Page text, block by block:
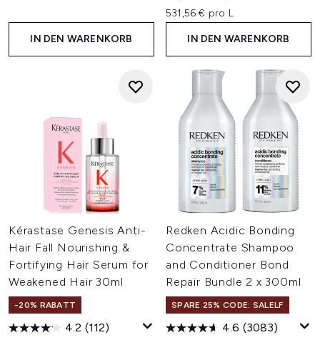
IN DEN WARENKORB
531,56 € pro L
IN DEN WARENKORB
Kérastase Genesis Anti-
Hair Fall Nourishing &
Fortifying Hair Serum for
Weakened Hair 30ml
-20% RABATT
4.2 (112)
Redken Acidic Bonding
Concentrate Shampoo
and Conditioner Bond
Repair Bundle 2 x 300ml
SPARE 25% CODE: SALELF
4.6 (3083)